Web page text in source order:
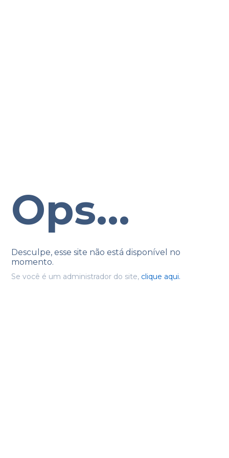
Ops...
Desculpe, esse site não está disponível no
momento.
Se você é um administrador do site, clique aqui.